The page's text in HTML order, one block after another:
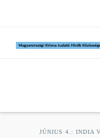
JÚNIUS 4.: INDIA